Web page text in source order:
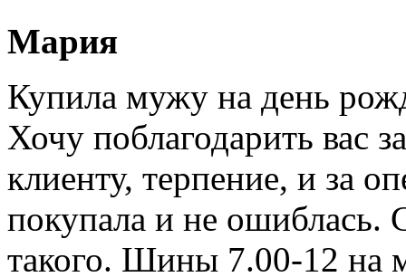
Мария
Купила мужу на день
Хочу поблагодарить вас
клиенту, терпение, и за
покупала и не ошиблась.
такого. Шины 7.00-12 на